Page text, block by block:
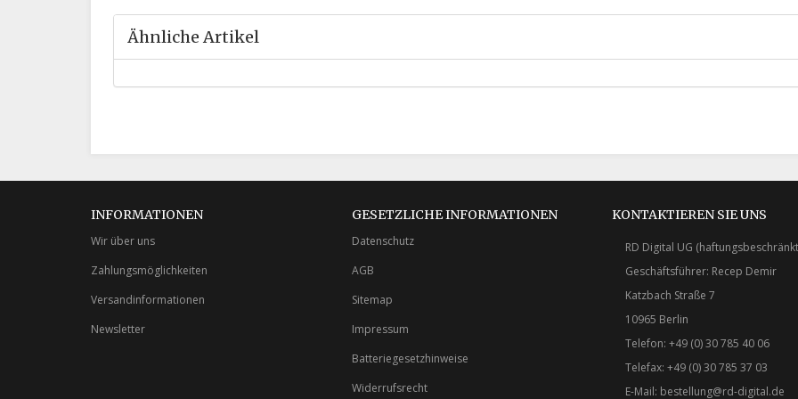
Ähnliche Artikel
INFORMATIONEN
Wir über uns
Zahlungsmöglichkeiten
Versandinformationen
Newsletter
GESETZLICHE INFORMATIONEN
Datenschutz
AGB
Sitemap
Impressum
Batteriegesetzhinweise
Widerrufsrecht
KONTAKTIEREN SIE UNS
RD Digital UG
Geschäftsführer: Recep Demir
Katzbach Straße 7
10965 Berlin
Telefon: +49 (0) 30 785 40 06
Telefax: +49 (0) 30 785 37 03
E-Mail: bestellung@rd-digital.de